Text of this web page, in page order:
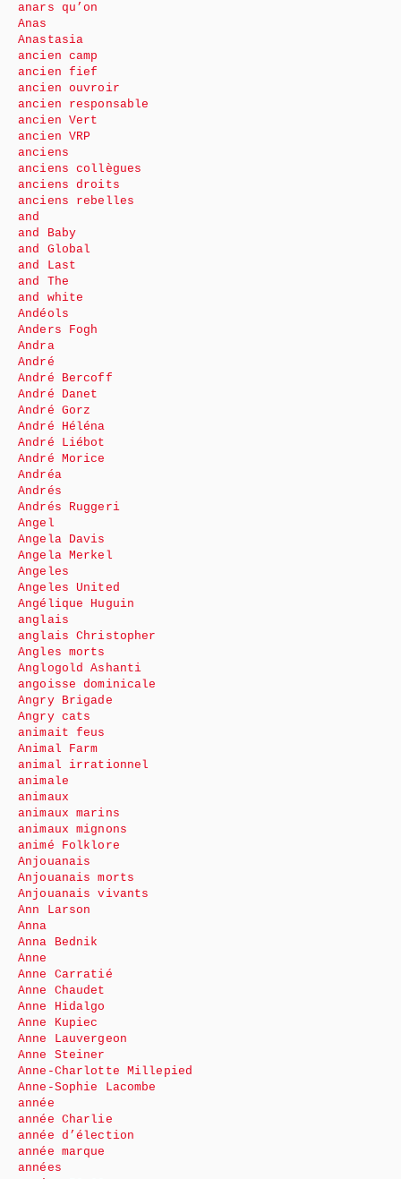
anars qu’on
Anas
Anastasia
ancien camp
ancien fief
ancien ouvroir
ancien responsable
ancien Vert
ancien VRP
anciens
anciens collègues
anciens droits
anciens rebelles
and
and Baby
and Global
and Last
and The
and white
Andéols
Anders Fogh
Andra
André
André Bercoff
André Danet
André Gorz
André Héléna
André Liébot
André Morice
Andréa
Andrés
Andrés Ruggeri
Angel
Angela Davis
Angela Merkel
Angeles
Angeles United
Angélique Huguin
anglais
anglais Christopher
Angles morts
Anglogold Ashanti
angoisse dominicale
Angry Brigade
Angry cats
animait feus
Animal Farm
animal irrationnel
animale
animaux
animaux marins
animaux mignons
animé Folklore
Anjouanais
Anjouanais morts
Anjouanais vivants
Ann Larson
Anna
Anna Bednik
Anne
Anne Carratié
Anne Chaudet
Anne Hidalgo
Anne Kupiec
Anne Lauvergeon
Anne Steiner
Anne-Charlotte Millepied
Anne-Sophie Lacombe
année
année Charlie
année d’élection
année marque
années